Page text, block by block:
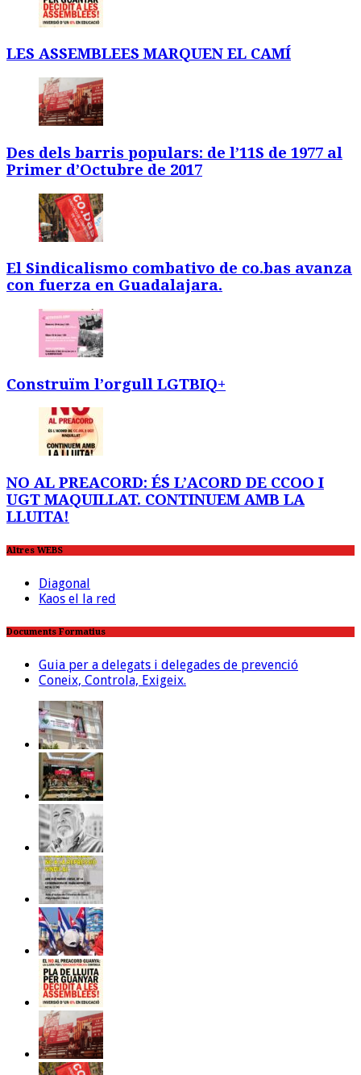
LES ASSEMBLEES MARQUEN EL CAMÍ
Des dels barris populars: de l’11S de 1977 al
Primer d’Octubre de 2017
El Sindicalismo combativo de co.bas avanza
con fuerza en Guadalajara.
Construïm l’orgull LGTBIQ+
NO AL PREACORD: ÉS L’ACORD DE CCOO I
UGT MAQUILLAT. CONTINUEM AMB LA
LLUITA!
Altres WEBS
Diagonal
Kaos el la red
Documents Formatius
Guia per a delegats i delegades de prevenció
Coneix, Controla, Exigeix.